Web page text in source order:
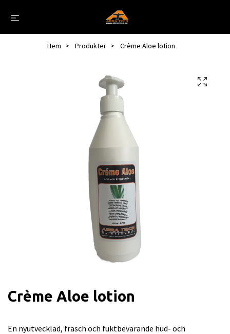
Hem Produkter Crème Aloe lotion
Crème Aloe lotion
En nyutvecklad, fräsch och fuktbevarande hud- och